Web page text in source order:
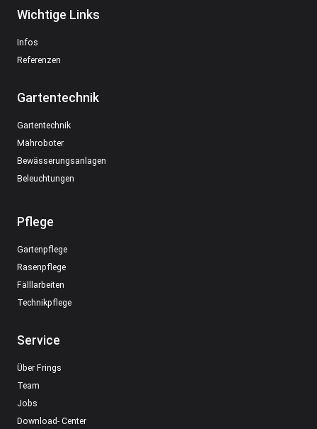
Wichtige Links
Infos
Referenzen
Gartentechnik
Gartentechnik
Mähroboter
Bewässerungsanlagen
Beleuchtungen
Pflege
Gartenpflege
Rasenpflege
Fälllarbeiten
Technikpflege
Service
Über Frings
Team
Jobs
Download- Center